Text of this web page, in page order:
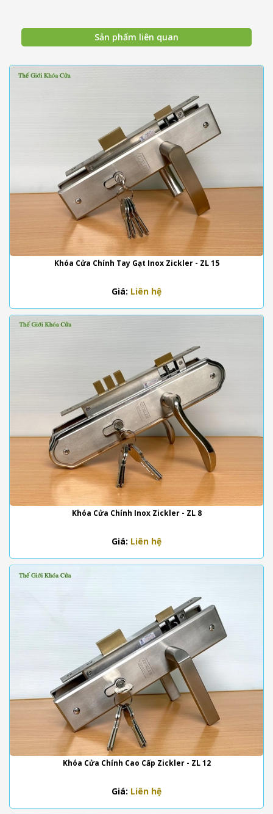
Sản phẩm liên quan
Khóa Cửa Chính Tay Gạt Inox Zickler - ZL 15
Giá: Liên hệ
Khóa Cửa Chính Inox Zickler - ZL 8
Giá: Liên hệ
Khóa Cửa Chính Cao Cấp Zickler - ZL 12
Giá: Liên hệ